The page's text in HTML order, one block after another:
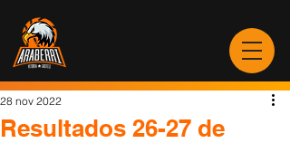
Resultados 26-27 de
28 nov 2022